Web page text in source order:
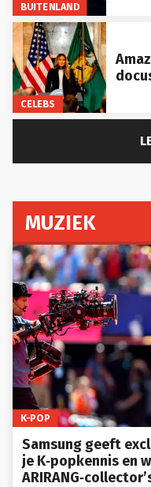
BUITENLAND
CELEBS
MUZIEK
K-POP
Samsung geeft
je K‑popkennis en